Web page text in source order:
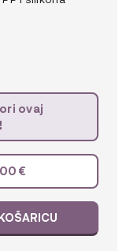
ovaj
€